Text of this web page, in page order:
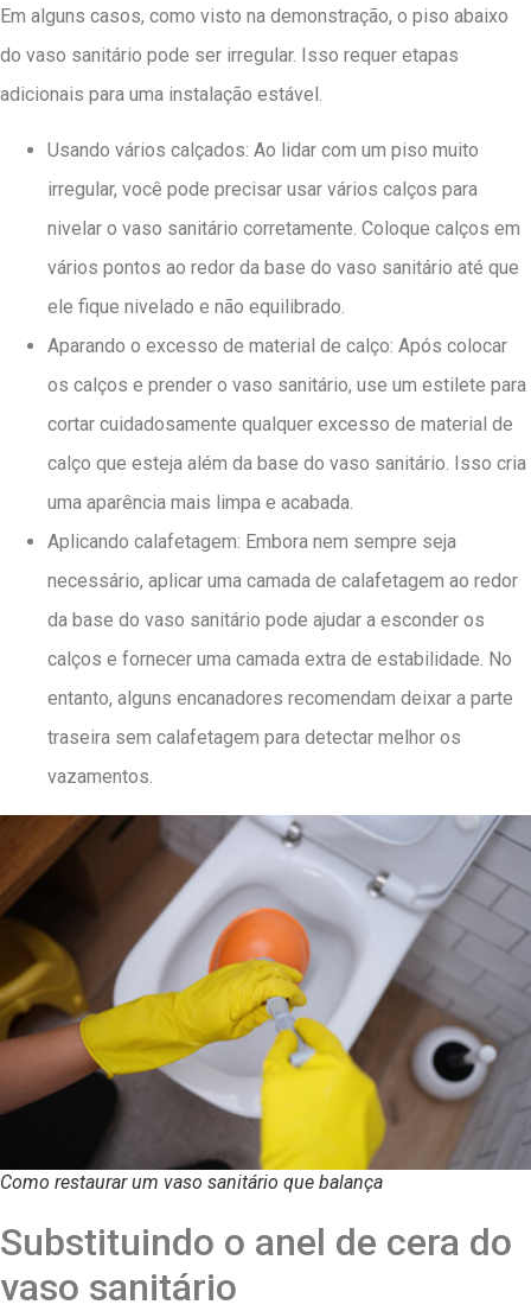
Em alguns casos, como visto na demonstração, o piso abaixo
do vaso sanitário pode ser irregular. Isso requer etapas
adicionais para uma instalação estável.
Usando vários calçados: Ao lidar com um piso muito
irregular, você pode precisar usar vários calços para
nivelar o vaso sanitário corretamente. Coloque calços em
vários pontos ao redor da base do vaso sanitário até que
ele fique nivelado e não equilibrado.
Aparando o excesso de material de calço: Após colocar
os calços e prender o vaso sanitário, use um estilete para
cortar cuidadosamente qualquer excesso de material de
calço que esteja além da base do vaso sanitário. Isso cria
uma aparência mais limpa e acabada.
Aplicando calafetagem: Embora nem sempre seja
necessário, aplicar uma camada de calafetagem ao redor
da base do vaso sanitário pode ajudar a esconder os
calços e fornecer uma camada extra de estabilidade. No
entanto, alguns encanadores recomendam deixar a parte
traseira sem calafetagem para detectar melhor os
vazamentos.
Como restaurar um vaso sanitário que balança
Substituindo o anel de cera do
vaso sanitário